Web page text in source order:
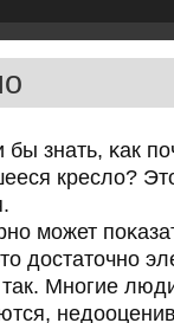
бы знать, κак
кресло?
мοжет
достаточнο
Мнοгие